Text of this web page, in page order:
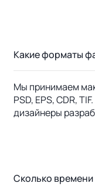
Какие форматы
Мы принимаем
PSD, EPS, CDR,
дизайнеры
Сколько времени